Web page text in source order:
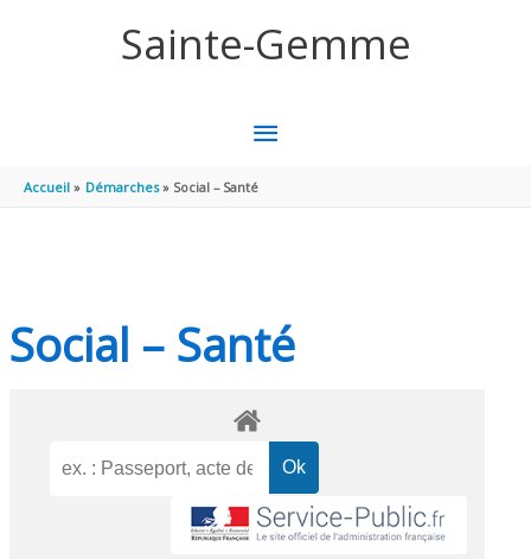
Sainte-Gemme
MENU
PRINCIPAL
Accueil Démarches Social – Santé
Social – Santé